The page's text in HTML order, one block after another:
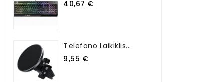
40,67 €
Telefono Laikiklis...
9,55 €